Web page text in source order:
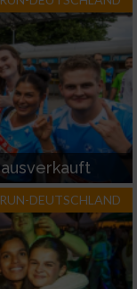
RUN-DEUTSCHLAND